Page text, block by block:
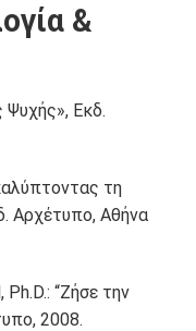
&
Ψυχής», Εκδ.
τη
Αρχέτυπο, Αθήνα
“Ζήσε την
2008.